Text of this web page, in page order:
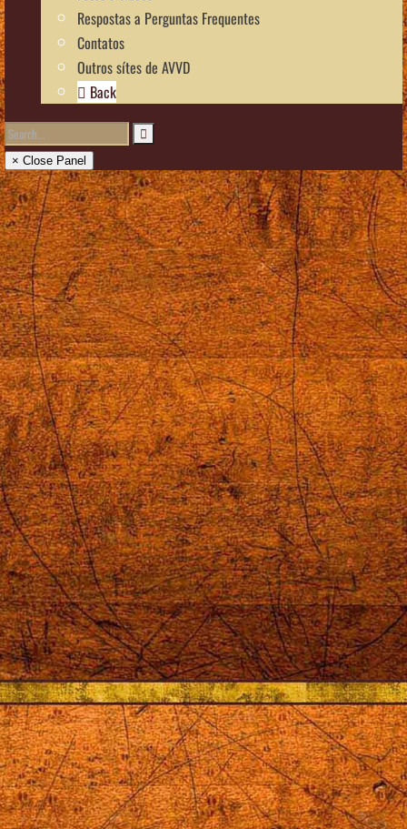
Respostas a Perguntas Frequentes
Contatos
Outros sítes de AVVD
Back
× Close Panel